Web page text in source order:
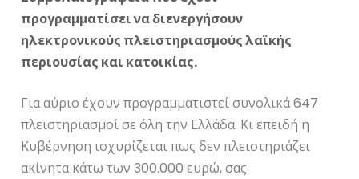
προγραμματίσει να διενεργήσουν
ηλεκτρονικούς πλειστηριασμούς λαϊκής
περιουσίας και κατοικίας.
Για αύριο έχουν προγραμματιστεί συνολικά 647
πλειστηριασμοί σε όλη την Ελλάδα. Κι επειδή η
Κυβέρνηση ισχυρίζεται πως δεν πλειστηριάζει
ακίνητα κάτω των 300.000 ευρώ, σας